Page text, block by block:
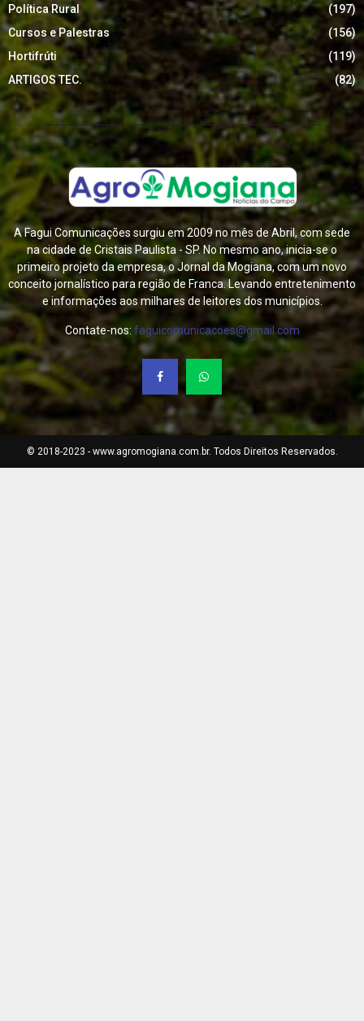
Política Rural
(197)
Cursos e Palestras
(156)
Hortifrúti
(119)
ARTIGOS TEC.
(82)
A Fagui Comunicações surgiu em 2009 no mês de Abril, com sede
na cidade de Cristais Paulista - SP. No mesmo ano, inicia-se o
primeiro projeto da empresa, o Jornal da Mogiana, com um novo
conceito jornalístico para região de Franca. Levando entretenimento
e informações aos milhares de leitores dos municípios.
Contate-nos: faguicomunicacoes@gmail.com
© 2018-2023 - www.agromogiana.com.br. Todos Direitos Reservados.